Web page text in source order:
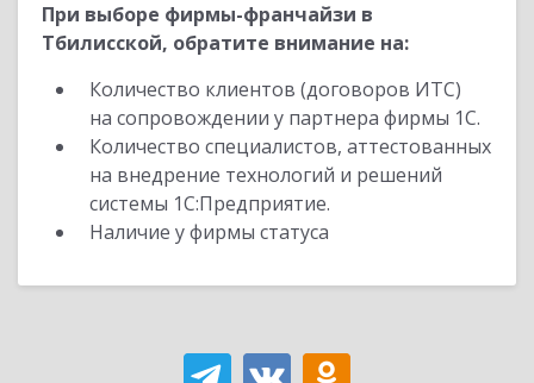
При выборе фирмы-франчайзи в
Тбилисской, обратите внимание на:
Количество клиентов (договоров ИТС)
на сопровождении у партнера фирмы 1С.
Количество специалистов, аттестованных
на внедрение технологий и решений
системы 1С:Предприятие.
Наличие у фирмы статуса